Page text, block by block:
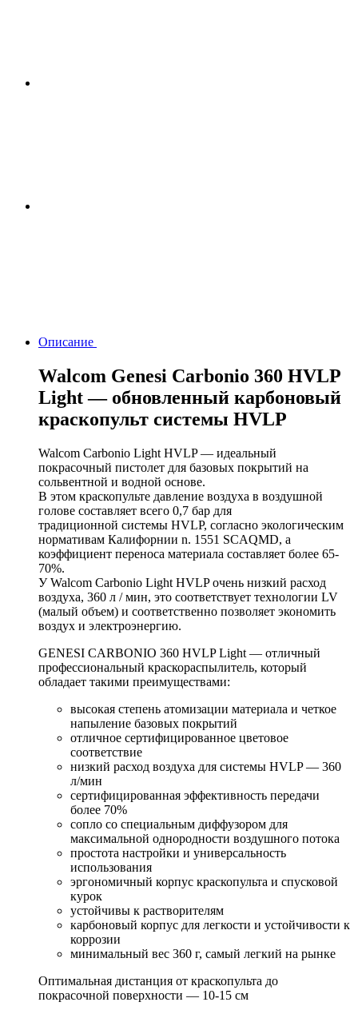
Описание
Walcom Genesi Carbonio 360 HVLP
Light — обновленный карбоновый
краскопульт системы HVLP
Walcom Carbonio Light HVLP — идеальный
покрасочный пистолет для базовых покрытий на
сольвентной и водной основе.
В этом краскопульте давление воздуха в воздушной
голове составляет всего 0,7 бар для
традиционной системы HVLP, согласно экологическим
нормативам Калифорнии n. 1551 SCAQMD, а
коэффициент переноса материала составляет более 65-
70%.
У Walcom Carbonio Light HVLP очень низкий расход
воздуха, 360 л / мин, это соответствует технологии LV
(малый объем) и соответственно позволяет экономить
воздух и электроэнергию.
GENESI CARBONIO 360 HVLP Light — отличный
профессиональный краскораспылитель, который
обладает такими преимуществами:
высокая степень атомизации материала и четкое
напыление базовых покрытий
отличное сертифицированное цветовое
соответствие
низкий расход воздуха для системы HVLP — 360
л/мин
сертифицированная эффективность передачи
более 70%
сопло со специальным диффузором для
максимальной однородности воздушного потока
простота настройки и универсальность
использования
эргономичный корпус краскопульта и спусковой
курок
устойчивы к растворителям
карбоновый корпус для легкости и устойчивости к
коррозии
минимальный вес 360 г, самый легкий на рынке
Оптимальная дистанция от краскопульта до
покрасочной поверхности — 10-15 см